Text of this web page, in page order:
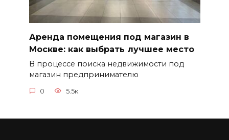
Аренда помещения под магазин в
Москве: как выбрать лучшее место
В процессе поиска недвижимости под
магазин предпринимателю
0 5.5к.